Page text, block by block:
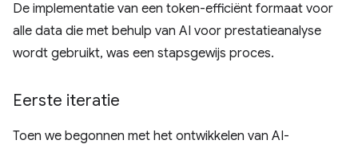
De implementatie van een token-efficiënt formaat voor
alle data die met behulp van AI voor prestatieanalyse
wordt gebruikt, was een stapsgewijs proces.
Eerste iteratie
Toen we begonnen met het ontwikkelen van AI-